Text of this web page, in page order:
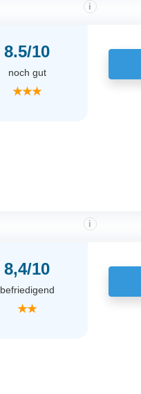
8.5/10
i
noch gut
★★★
8,4/10
i
befriedigend
★★